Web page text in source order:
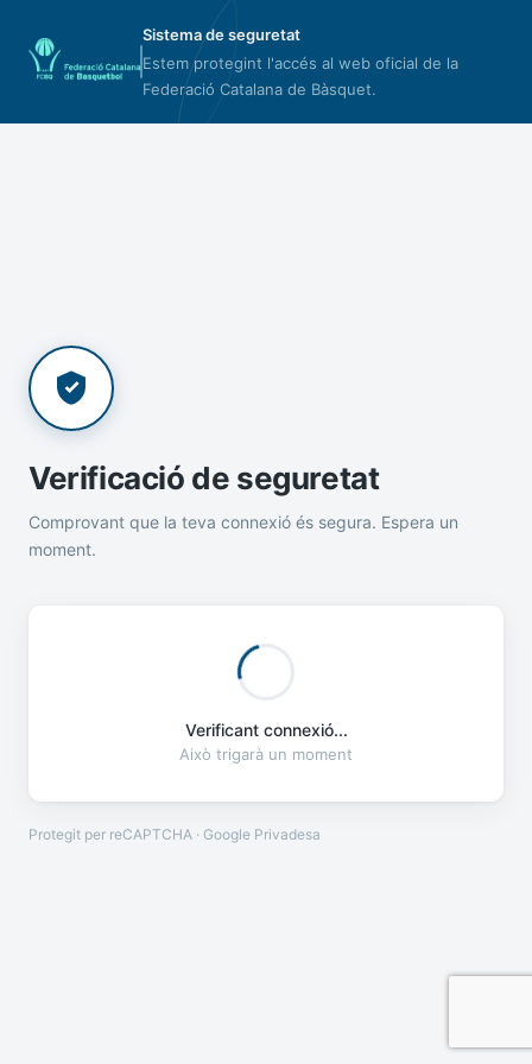
Sistema de seguretat
Estem protegint l'accés al web oficial de la
Federació Catalana de Bàsquet.
Verificació de seguretat
Comprovant que la teva connexió és segura. Espera un
moment.
Verificant connexió...
Això trigarà un moment
Protegit per reCAPTCHA · Google Privadesa